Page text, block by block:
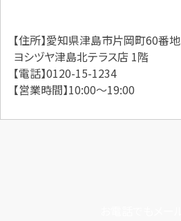
【住所】愛知県津島市片岡町60番地
ヨシヅヤ津島北テラス店 1階
【電話】0120-15-1234
【営業時間】10:00～19:00